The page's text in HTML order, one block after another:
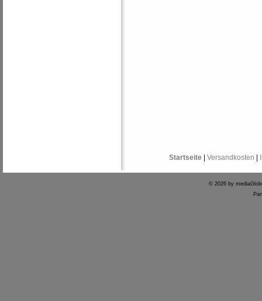
Startseite Versandkosten
© 2026 by